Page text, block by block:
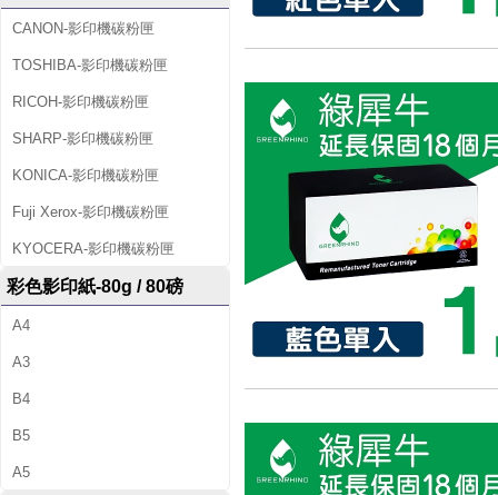
CANON-影印機碳粉匣
TOSHIBA-影印機碳粉匣
RICOH-影印機碳粉匣
SHARP-影印機碳粉匣
KONICA-影印機碳粉匣
Fuji Xerox-影印機碳粉匣
KYOCERA-影印機碳粉匣
彩色影印紙-80g / 80磅
A4
A3
B4
B5
A5